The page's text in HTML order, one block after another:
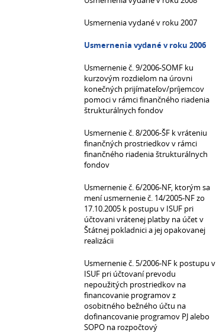
Usmernenia vydané v roku 2007
Usmernenia vydané v roku 2006
Usmernenie č. 9/2006-SOMF ku
kurzovým rozdielom na úrovni
konečných prijímateľov/príjemcov
pomoci v rámci finančného riadenia
štrukturálnych fondov
Usmernenie č. 8/2006-ŠF k vráteniu
finančných prostriedkov v rámci
finančného riadenia štrukturálnych
fondov
Usmernenie č. 6/2006-NF, ktorým sa
mení usmernenie č. 14/2005-NF zo
17.10.2005 k postupu v ISUF pri
účtovani vrátenej platby na účet v
Štátnej pokladnici a jej opakovanej
realizácii
Usmernenie č. 5/2006-NF k postupu v
ISUF pri účtovaní prevodu
nepoužitých prostriedkov na
financovanie programov z
osobitného bežného účtu na
dofinancovanie programov PJ alebo
SOPO na rozpočtový